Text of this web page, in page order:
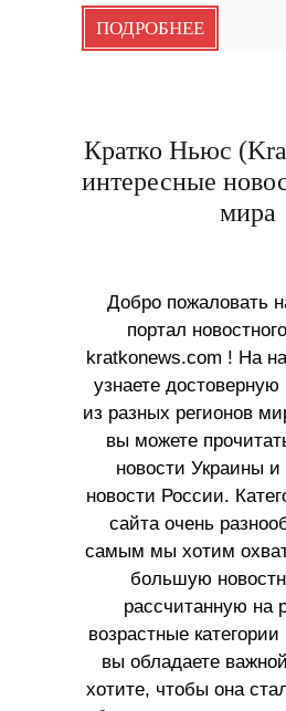
ПОДРОБНЕЕ
Кратко Ньюс
интересные
мира
Добро пожаловать
портал
kratkonews.com ! На
узнаете
из разных регионов
вы можете
новости Украины
новости России.
сайта очень
самым мы хотим
большую
рассчитанную на
возрастные
вы обладаете
хотите, чтобы она